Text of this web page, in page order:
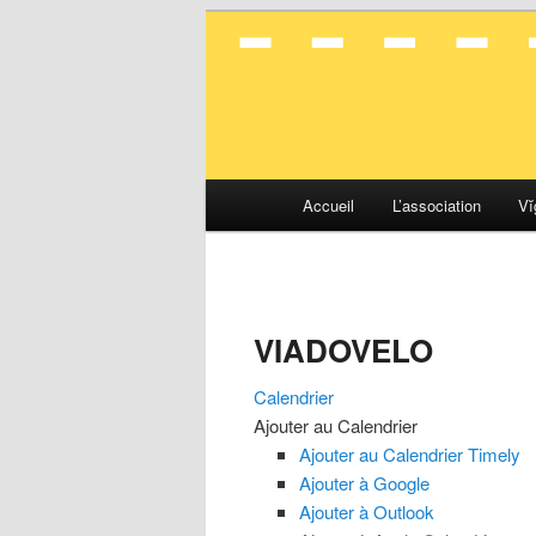
Aller
Aller
Accueil L’association
VIADOVELO
Calendrier
Ajouter au Calendrier
Ajouter au Calendrier Timely
Ajouter à Google
Ajouter à Outlook